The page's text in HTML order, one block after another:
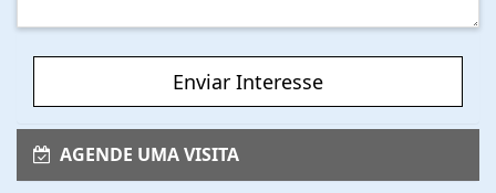
Enviar Interesse
AGENDE UMA VISITA